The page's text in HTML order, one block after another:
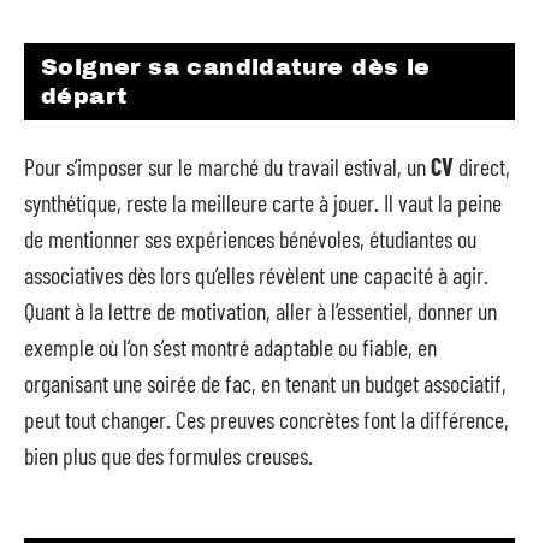
Soigner sa candidature dès le
départ
Pour s’imposer sur le marché du travail estival, unCV direct,
synthétique, reste la meilleure carte à jouer. Il vaut la peine
de mentionner ses expériences bénévoles, étudiantes ou
associatives dès lors qu’elles révèlent une capacité à agir.
Quant à la lettre de motivation, aller à l’essentiel, donner un
exemple où l’on s’est montré adaptable ou fiable, en
organisant une soirée de fac, en tenant un budget associatif,
peut tout changer. Ces preuves concrètes font la différence,
bien plus que des formules creuses.